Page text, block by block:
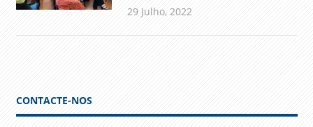
29 Julho, 2022
CONTACTE-NOS